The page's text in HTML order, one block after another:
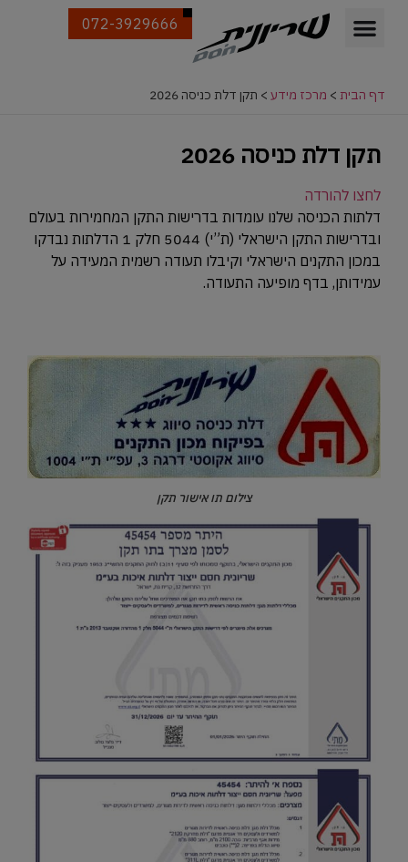
072-3929666
דף הבית > מרכז מידע > תקן דלת כניסה 2026
תקן דלת כניסה 2026
לחצו להורדה
דלתות הכניסה שלנו עומדות בדרישות התקן המחמירות בעולם
ובדרישות התקן הישראלי (ת”י) 5044 חלק 1 הדלתות נבדקו
במכון התקנים הישראלי וקיבלו תעודה רשמית המעידה על
עמידותן, בדף מופיעה התעודה.
צילום תו אישור תקן